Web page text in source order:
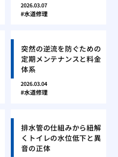
2026.03.07
水道修理
突然の逆流を防ぐための
定期メンテナンスと料金
体系
2026.03.04
水道修理
排水管の仕組みから紐解
くトイレの水位低下と異
音の正体